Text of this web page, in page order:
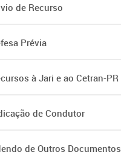
de Recurso
Prévia
à Jari e ao Cetran-PR
de Condutor
de Outros Documentos